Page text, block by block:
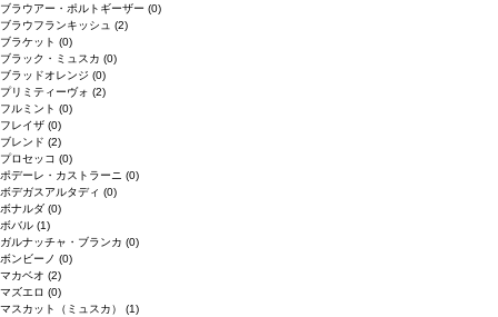
ブラウアー・ポルトギーザー (0)
ブラウフランキッシュ (2)
ブラケット (0)
ブラック・ミュスカ (0)
ブラッドオレンジ (0)
プリミティーヴォ (2)
フルミント (0)
フレイザ (0)
ブレンド (2)
プロセッコ (0)
ポデーレ・カストラーニ (0)
ボデガスアルタディ (0)
ボナルダ (0)
ボバル (1)
ガルナッチャ・ブランカ (0)
ボンビーノ (0)
マカベオ (2)
マズエロ (0)
マスカット（ミュスカ） (1)